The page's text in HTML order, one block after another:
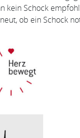
kein Schock
ob ein Schock